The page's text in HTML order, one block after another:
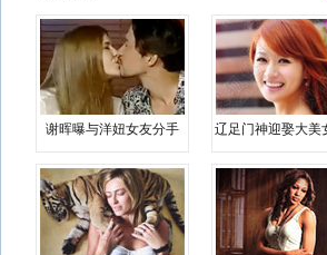
谢晖曝与洋妞女友分手 辽足门神迎娶大美